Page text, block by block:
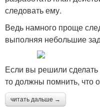
следовать ему.
Ведь намного проще
выполняя небольшие
Если вы решили
то должны помнить, что
читать дальше →